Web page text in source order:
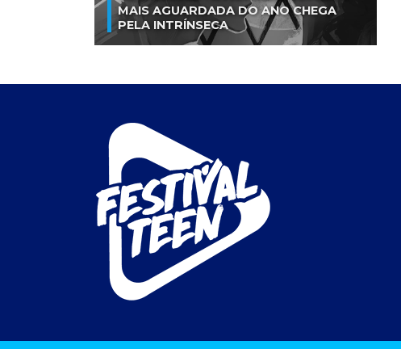
MAIS AGUARDADA DO ANO CHEGA
PELA INTRÍNSECA